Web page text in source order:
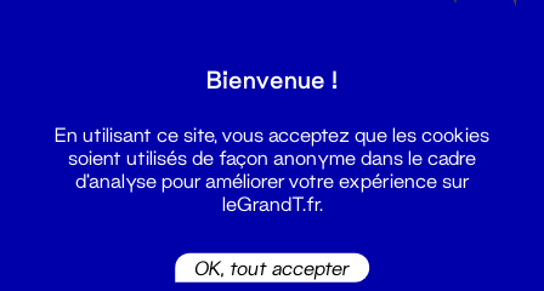
Grand T :
Bienvenue !
En utilisant ce site, vous acceptez que les cookies
soient utilisés de façon anonyme dans le cadre
d'analyse pour améliorer votre expérience sur
leGrandT.fr.
OK, tout accepter